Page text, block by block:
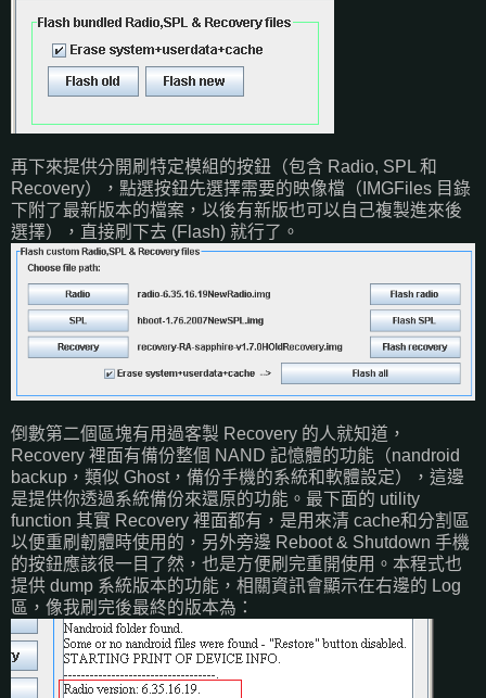
再下來提供分開刷特定模組的按鈕（包含 Radio, SPL 和
Recovery），點選按鈕先選擇需要的映像檔（IMGFiles 目錄
下附了最新版本的檔案，以後有新版也可以自己複製進來後
選擇），直接刷下去 (Flash) 就行了。
倒數第二個區塊有用過客製 Recovery 的人就知道，
Recovery 裡面有備份整個 NAND 記憶體的功能（nandroid
backup，類似 Ghost，備份手機的系統和軟體設定），這邊
是提供你透過系統備份來還原的功能。最下面的 utility
function 其實 Recovery 裡面都有，是用來清 cache和分割區
以便重刷韌體時使用的，另外旁邊 Reboot & Shutdown 手機
的按鈕應該很一目了然，也是方便刷完重開使用。本程式也
提供 dump 系統版本的功能，相關資訊會顯示在右邊的 Log
區，像我刷完後最終的版本為：